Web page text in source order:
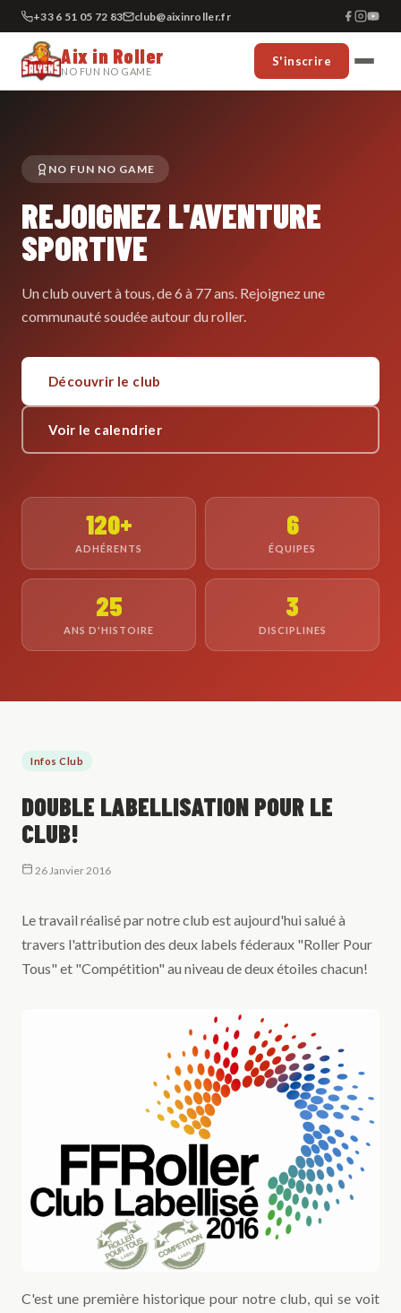
+33 6 51 05 72 83 club@aixinroller.fr
Aix in Roller
NO FUN NO GAME
S'inscrire
NO FUN NO GAME
REJOIGNEZ L'AVENTURE
SPORTIVE
Un club ouvert à tous, de 6 à 77 ans. Rejoignez une
communauté soudée autour du roller.
Découvrir le club
Voir le calendrier
120+
ADHÉRENTS
6
ÉQUIPES
25
ANS D'HISTOIRE
3
DISCIPLINES
Infos Club
DOUBLE LABELLISATION POUR LE
CLUB!
26 Janvier 2016
Le travail réalisé par notre club est aujourd'hui salué à
travers l'attribution des deux labels féderaux "Roller Pour
Tous" et "Compétition" au niveau de deux étoiles chacun!
C'est une première historique pour notre club, qui se voit